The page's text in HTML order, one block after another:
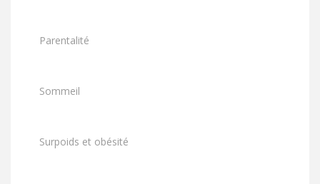
Parentalité
Sommeil
Surpoids et obésité